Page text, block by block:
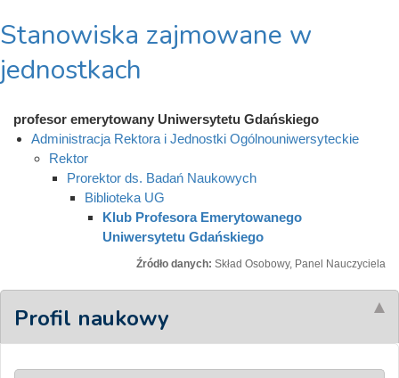
Stanowiska zajmowane w
jednostkach
profesor emerytowany Uniwersytetu Gdańskiego
Administracja Rektora i Jednostki Ogólnouniwersyteckie
Rektor
Prorektor ds. Badań Naukowych
Biblioteka UG
Klub Profesora Emerytowanego
Uniwersytetu Gdańskiego
Źródło danych: Skład Osobowy, Panel Nauczyciela
Profil naukowy